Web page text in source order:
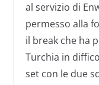
al servizio di
permesso alla
il break che ha
Turchia in
set con le due